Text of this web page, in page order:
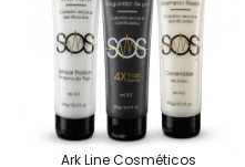
Ark Line Cosméticos